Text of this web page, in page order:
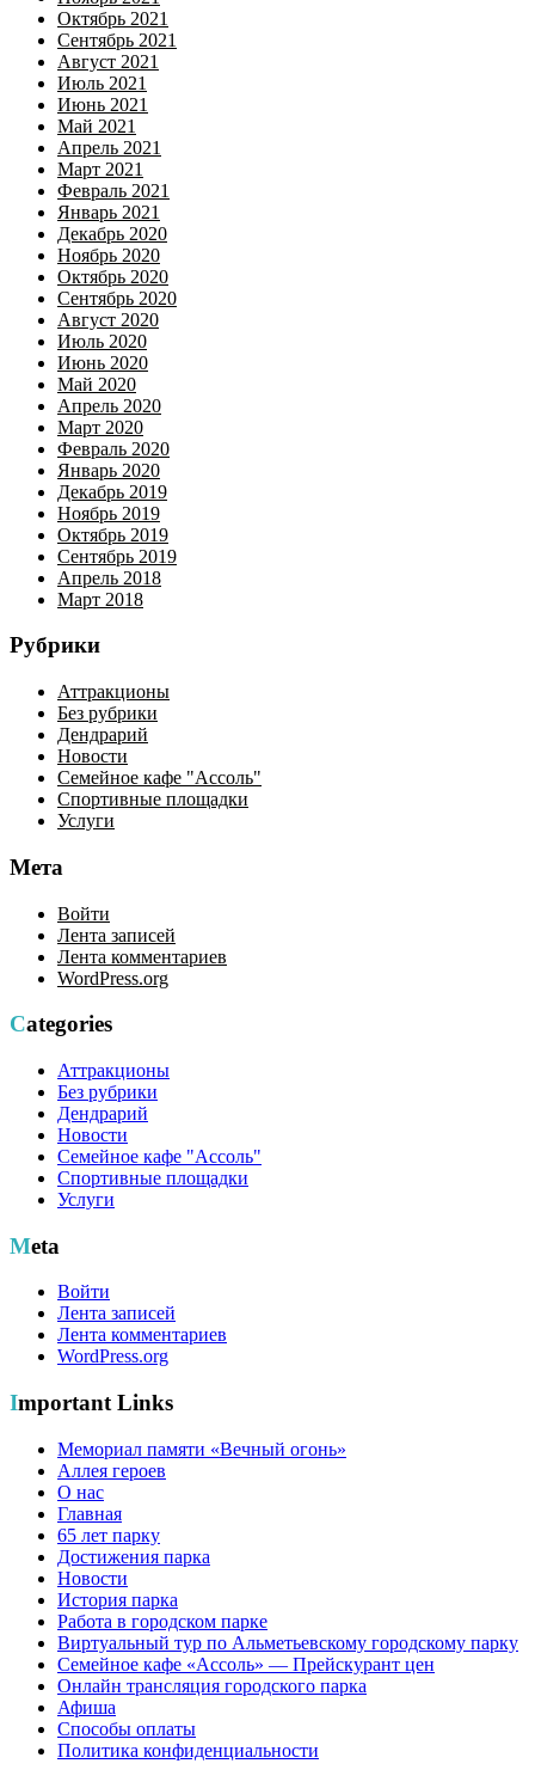
Октябрь 2021
Сентябрь 2021
Август 2021
Июль 2021
Июнь 2021
Май 2021
Апрель 2021
Март 2021
Февраль 2021
Январь 2021
Декабрь 2020
Ноябрь 2020
Октябрь 2020
Сентябрь 2020
Август 2020
Июль 2020
Июнь 2020
Май 2020
Апрель 2020
Март 2020
Февраль 2020
Январь 2020
Декабрь 2019
Ноябрь 2019
Октябрь 2019
Сентябрь 2019
Апрель 2018
Март 2018
Рубрики
Аттракционы
Без рубрики
Дендрарий
Новости
Семейное кафе "Ассоль"
Спортивные площадки
Услуги
Мета
Войти
Лента записей
Лента комментариев
WordPress.org
Categories
Аттракционы
Без рубрики
Дендрарий
Новости
Семейное кафе "Ассоль"
Спортивные площадки
Услуги
Meta
Войти
Лента записей
Лента комментариев
WordPress.org
Important Links
Мемориал памяти «Вечный огонь»
Аллея героев
О нас
Главная
65 лет парку
Достижения парка
Новости
История парка
Работа в городском парке
Виртуальный тур по Альметьевскому городскому парку
Семейное кафе «Ассоль» — Прейскурант цен
Онлайн трансляция городского парка
Афиша
Способы оплаты
Политика конфиденциальности